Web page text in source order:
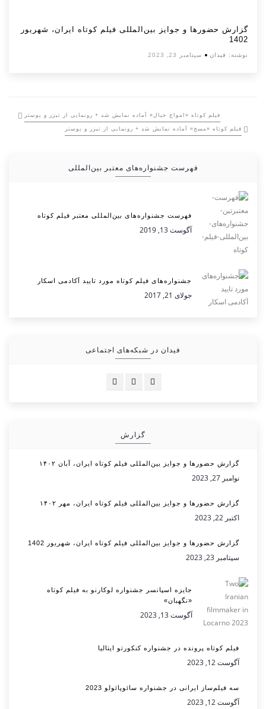
گزارش حضورها و جوایز بین‌المللی فیلم کوتاه ایران، شهریور
1402
نوشته: فیدان سپتامبر 23, 2023
فیلم کوتاه «امواج خیال» آماده نمایش شد + رونمایی از تیزر و پوستر
فیلم کوتاه «مسخ» آماده نمایش شد + رونمایی از تیزر و پوستر
فهرست جشنواره‌های معتبر بین‌المللی
فهرست جشنواره‌های بین‌المللی معتبر فیلم کوتاه
آگوست 13, 2019
جشنواره‌های فیلم کوتاه مورد تایید آکادمی اسکار
جولای 21, 2017
فیدان در شبکه‌های اجتماعی
گزارش
گزارش حضورها و جوایز بین‌المللی فیلم کوتاه ایران، آبان ۱۴۰۲
نوامبر 27, 2023
گزارش حضورها و جوایز بین‌المللی فیلم کوتاه ایران، مهر ۱۴۰۲
اکتبر 22, 2023
گزارش حضورها و جوایز بین‌المللی فیلم کوتاه ایران، شهریور 1402
سپتامبر 23, 2023
جایزه اسپانسر جشنواره لوکارنو به فیلم کوتاه
«نگهبان»
آگوست 13, 2023
فیلم کوتاه پرونده در جشنواره کنکورتو ایتالیا
آگوست 12, 2023
سه فیلم‌ساز ایرانی در جشنواره سائوپائولو 2023
آگوست 12, 2023